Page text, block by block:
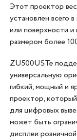
Этот проектор
установлен всего
или поверхности
размером более
ZU500USTe
универсальную
гибкий, мощный и
проектор,
для цифровых
может быть
дисплеи